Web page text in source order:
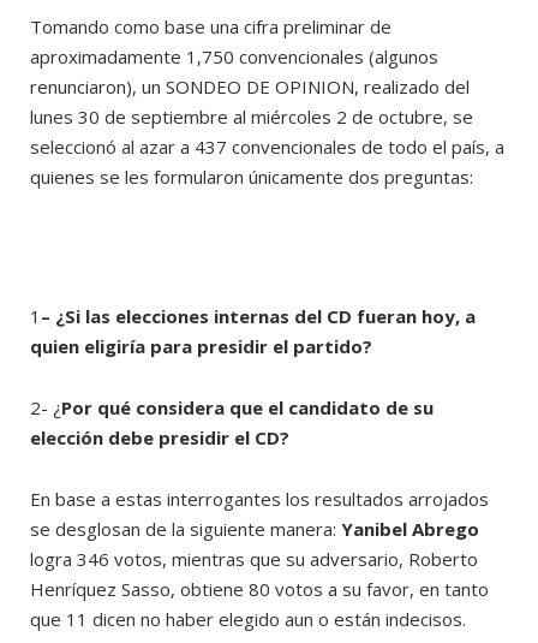
Tomando como base una cifra preliminar de
aproximadamente 1,750 convencionales (algunos
renunciaron), un SONDEO DE OPINION, realizado del
lunes 30 de septiembre al miércoles 2 de octubre, se
seleccionó al azar a 437 convencionales de todo el país, a
quienes se les formularon únicamente dos preguntas:
1 – ¿Si las elecciones internas del CD fueran hoy, a
quien eligiría para presidir el partido?
2- ¿Por qué considera que el candidato de su
elección debe presidir el CD?
En base a estas interrogantes los resultados arrojados
se desglosan de la siguiente manera: Yanibel Abrego
logra 346 votos, mientras que su adversario, Roberto
Henríquez Sasso, obtiene 80 votos a su favor, en tanto
que 11 dicen no haber elegido aun o están indecisos.